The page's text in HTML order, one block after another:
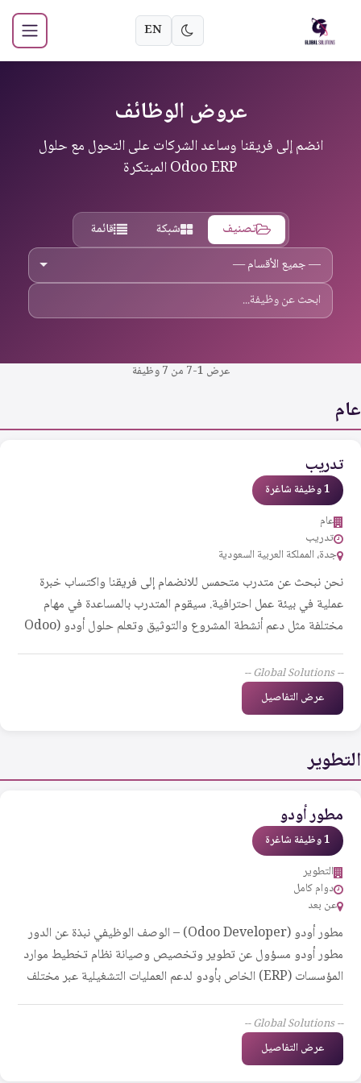
EN
عروض الوظائف
انضم إلى فريقنا وساعد الشركات على التحول مع حلول
Odoo ERP المبتكرة
تصنيف شبكة قائمة
عرض 1-7 من 7 وظيفة
عام
تدريب
1 وظيفة شاغرة
عام
تدريب
جدة، المملكة العربية السعودية
نحن نبحث عن متدرب متحمس للانضمام إلى فريقنا واكتساب خبرة
عملية في بيئة عمل احترافية. سيقوم المتدرب بالمساعدة في مهام
مختلفة مثل دعم أنشطة المشروع والتوثيق وتعلم حلول أودو (Odoo
ERP). يهدف هذا التدريب إلى تطوير المهارات الفنية والتجارية مع
إعداد المتدرب لفرص العمل المستقبلية.
-- Global Solutions --
عرض التفاصيل
التطوير
مطور أودو
1 وظيفة شاغرة
التطوير
دوام كامل
عن بعد
مطور أودو (Odoo Developer) – الوصف الوظيفي نبذة عن الدور
مطور أودو مسؤول عن تطوير وتخصيص وصيانة نظام تخطيط موارد
المؤسسات (ERP) الخاص بأودو لدعم العمليات التشغيلية عبر مختلف
الأقسام. يتضمن هذا الدور التعاون مع المستشارين الوظيفيين ومديري
المشاريع وأصحاب المصلحة في الأعمال لتصميم حلول قابلة للتوسع،
أساسيًا في تكامل الأنظمة، وتطوير الوحدات، وتحسين المنصة بشكل
-- Global Solutions --
عرض التفاصيل